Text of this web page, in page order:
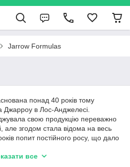
Jarrow Formulas
понад 40 років тому
Джарроу в Лос-Анджелесі.
свою продукцію переважно
але згодом стала відома на весь
попит постійного росу, що дало
великої каталогу зараз.
все